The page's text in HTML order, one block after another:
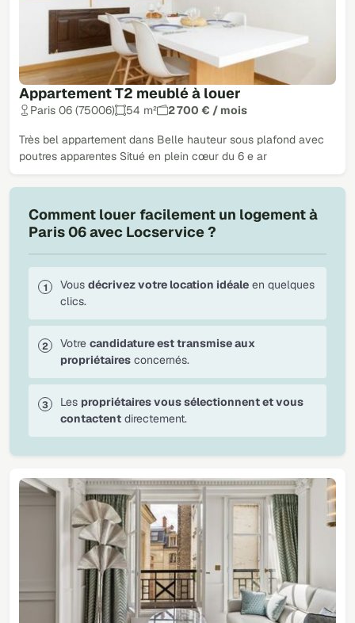
Appartement T2 meublé à louer
Paris 06 (75006) 54 m² 2 700 € / mois
Très bel appartement dans Belle hauteur sous plafond avec
poutres apparentes Situé en plein cœur du 6 e ar
Comment louer facilement un logement à
Paris 06 avec Locservice ?
Vous décrivez votre location idéale en quelques
clics.
Votre candidature est transmise aux
propriétaires concernés.
Les propriétaires vous sélectionnent et vous
contactent directement.